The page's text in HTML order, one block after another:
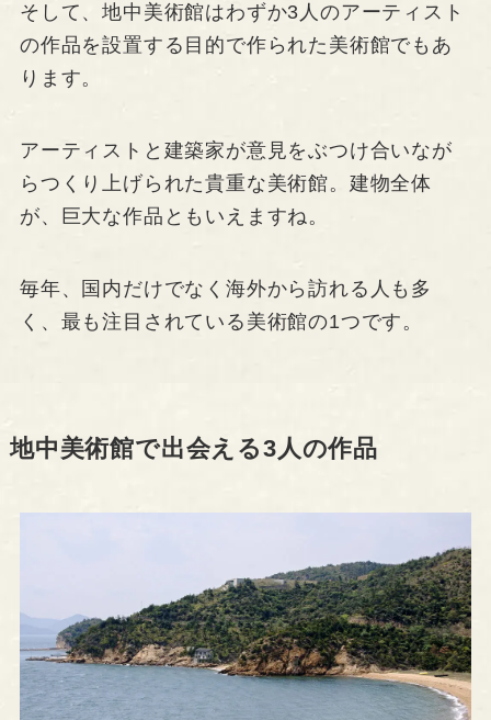
そして、地中美術館はわずか3人のアーティスト
の作品を設置する目的で作られた美術館でもあ
ります。
アーティストと建築家が意見をぶつけ合いなが
らつくり上げられた貴重な美術館。建物全体
が、巨大な作品ともいえますね。
毎年、国内だけでなく海外から訪れる人も多
く、最も注目されている美術館の1つです。
地中美術館で出会える3人の作品